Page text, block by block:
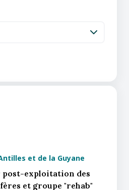
et de la Guyane
post-exploitation des
et groupe "rehab"